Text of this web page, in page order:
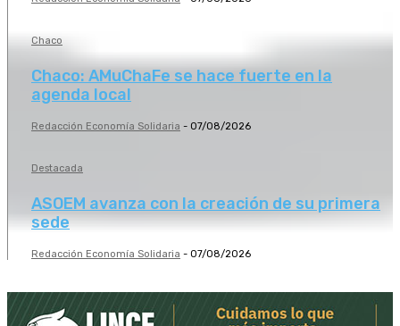
Chaco
Chaco: AMuChaFe se hace fuerte en la
agenda local
Redacción Economía Solidaria - 07/08/2026
Destacada
ASOEM avanza con la creación de su primera
sede
Redacción Economía Solidaria - 07/08/2026